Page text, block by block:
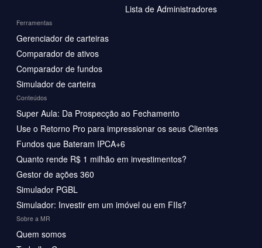
Lista de Administradores
Ferramentas
Gerenciador de carteiras
Comparador de ativos
Comparador de fundos
Simulador de carteira
Conteúdos
Super Aula: Da Prospecção ao Fechamento
Use o Retorno Pro para impressionar os seus Clientes
Fundos que Bateram IPCA+6
Quanto rende R$ 1 milhão em investimentos?
Gestor de ações 360
Simulador PGBL
Simulador: Investir em um imóvel ou em FIIs?
Sobre a MR
Quem somos